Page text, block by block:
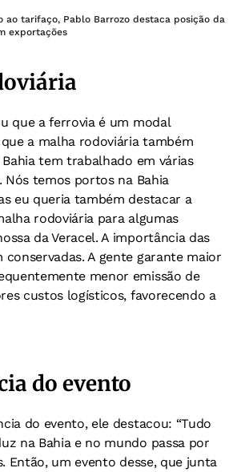
ao tarifaço, Pablo Barrozo destaca posição da
exportações
que a ferrovia é um modal
a malha rodoviária também
Bahia tem trabalhado em várias
Nós temos portos na Bahia
eu queria também destacar a
rodoviária para algumas
da Veracel. A importância das
conservadas. A gente garante maior
menor emissão de
custos logísticos, favorecendo a
do evento
do evento, ele destacou: “Tudo
na Bahia e no mundo passa por
Então, um evento desse, que junta